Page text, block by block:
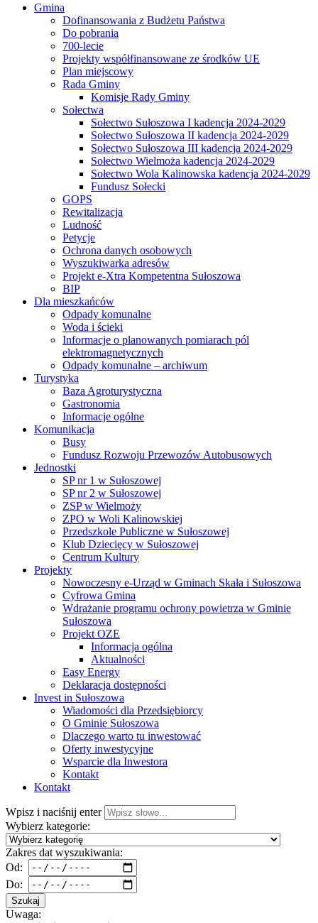
Gmina
Dofinansowania z Budżetu Państwa
Do pobrania
700-lecie
Projekty współfinansowane ze środków UE
Plan miejscowy
Rada Gminy
Komisje Rady Gminy
Sołectwa
Sołectwo Sułoszowa I kadencja 2024-2029
Sołectwo Sułoszowa II kadencja 2024-2029
Sołectwo Sułoszowa III kadencja 2024-2029
Sołectwo Wielmoża kadencja 2024-2029
Sołectwo Wola Kalinowska kadencja 2024-2029
Fundusz Sołecki
GOPS
Rewitalizacja
Ludność
Petycje
Ochrona danych osobowych
Wyszukiwarka adresów
Projekt e-Xtra Kompetentna Sułoszowa
BIP
Dla mieszkańców
Odpady komunalne
Woda i ścieki
Informacje o planowanych pomiarach pól
elektromagnetycznych
Odpady komunalne – archiwum
Turystyka
Baza Agroturystyczna
Gastronomia
Informacje ogólne
Komunikacja
Busy
Fundusz Rozwoju Przewozów Autobusowych
Jednostki
SP nr 1 w Sułoszowej
SP nr 2 w Sułoszowej
ZSP w Wielmoży
ZPO w Woli Kalinowskiej
Przedszkole Publiczne w Sułoszowej
Klub Dziecięcy w Sułoszowej
Centrum Kultury
Projekty
Nowoczesny e-Urząd w Gminach Skała i Sułoszowa
Cyfrowa Gmina
Wdrażanie programu ochrony powietrza w Gminie
Sułoszowa
Projekt OZE
Informacja ogólna
Aktualności
Easy Energy
Deklaracja dostępności
Invest in Sułoszowa
Wiadomości dla Przedsiębiorcy
O Gminie Sułoszowa
Dlaczego warto tu inwestować
Oferty inwestycyjne
Wsparcie dla Inwestora
Kontakt
Kontakt
Wpisz i naciśnij enter
Wybierz kategorie:
Zakres dat wyszukiwania:
Od:
Do:
Szukaj
Uwaga: